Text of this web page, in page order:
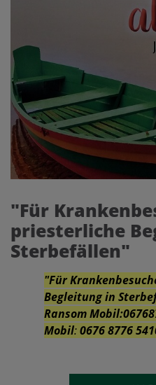
"Für
priesterliche
Sterbefällen"
"Für
Begleitung in
Ransom
Mobil:0676 8776